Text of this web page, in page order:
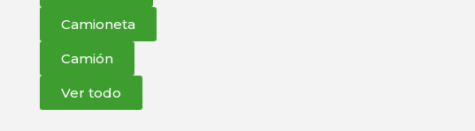
Camioneta
Camión
Ver todo